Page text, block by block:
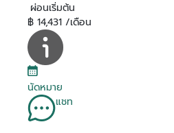
ผ่อนเริ่มต้น
฿ 14,431 /เดือน
นัดหมาย
แชท